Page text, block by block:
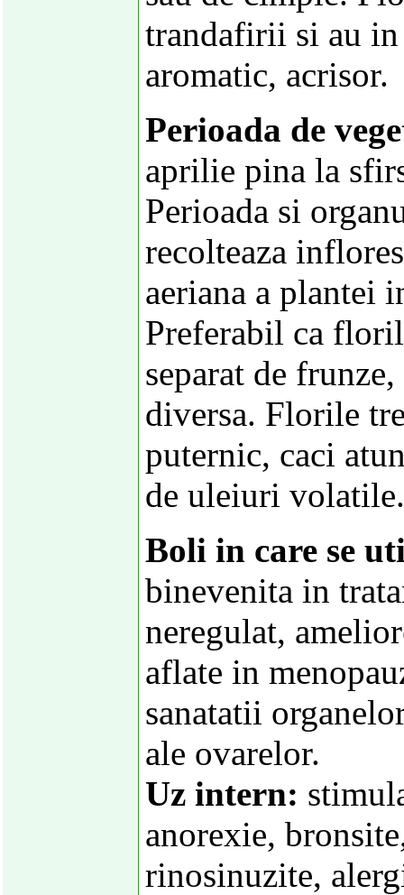
trandafirii si au
aromatic, acrisor.
Perioada de
aprilie pina la
Perioada si
recolteaza
aeriana a plantei
Preferabil ca
separat de
diversa. Florile
puternic, caci
de uleiuri volatile.
Boli in care se
binevenita in
neregulat,
aflate in
sanatatii
ale ovarelor.
Uz intern:
anorexie,
rinosinuzite,